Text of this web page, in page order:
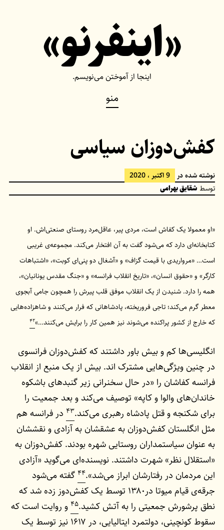
«اینفرنو»
اینجا از آموختن می‌نویسم.
منو
کفش‌دوزان سیاسی
نوشته شده در
9 اکتبر ، 2020
توسط شقایق بهرامی
«او معمولا یک کفاش است، مردی پیر، عاقل‌مرد روستای صنعتی‌اش. او
کتابخانه‌ای دارد که می‌شود گفت به آن افتخار می‌کند. مجموعه‌ی غریبی
است… «مرواریدی با قیمت گزاف» و «آشغال دو پنی‌ای کوبت»، «اشتباهات
کارگر» و «حقوق انسان»، «تاریخ انقلاب فرانسه» و «جنگ مقدس یونانیان»،
همه را دارد. شنیدن از یک انقلاب موفق قلب پیرش را همچون جامی آبجوی
معطر گرم می‌کند؛ تاجی فروریخته، پادشاهانی که فرار می‌کنند و شاهزاده‌هایی
که خارج از کشور پراکنده می‌شوند نیز همین کار را برایش می‌کنند…»۴۲
انگلیسی‌ها کم و بیش باور داشتند که کفش‌دوزان فرانسوی
در چنین ویژگی‌هایی مشترک اند. بیش از یک منبع از انقلاب
فرانسه کفاشان را «در حال سخنرانی زیر گنبدهای باشکوه
خاندان‌های والوا و کاپه» توصیف می‌کند و بعد جمعیت را
برای شکنجه و قتل پادشاه رهبری می‌کند.۴۳ در فرانسه هم
مثل انگلستان کفش‌دوزان به عشقشان به آزادی و نقششان
به عنوان سیاستمداران روستایی شهره بودند. کفش‌دوزان به
«استقلال نظر» شهرت داشتند. نویسنده‌ای می‌گوید «آزادی
این مردمان در رفتارشان ابراز می‌شد».۴۴ گفته می‌شود
جرقه‌ی قیام میوتا در۱۳۸۰ توسط یک کفش‌دوز زده شد که
نطق پرشورش جمعیتی را به آتش کشید.۴۵ و روایت است که
سقوط کونچینی، دولتمرد ایتالیایی، در ۱۶۱۷ نیز توسط یک